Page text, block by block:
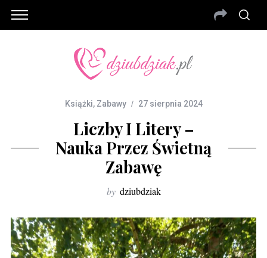
Książki, Zabawy 27 sierpnia 2024
Liczby I Litery –
Nauka Przez Świetną
Zabawę
by dziubdziak